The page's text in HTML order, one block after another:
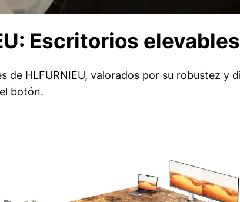
Escritorios
de HLFURNIEU, valorados por su robustez y
botón.